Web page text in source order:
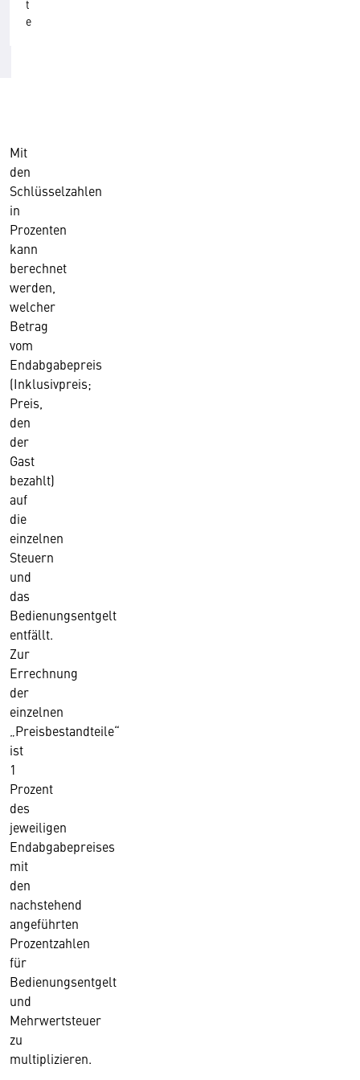
t
e
Mit
den
Schlüsselzahlen
in
Prozenten
kann
berechnet
werden,
welcher
Betrag
vom
Endabgabepreis
(Inklusivpreis;
Preis,
den
der
Gast
bezahlt)
auf
die
einzelnen
Steuern
und
das
Bedienungsentgelt
entfällt.
Zur
Errechnung
der
einzelnen
„Preisbestandteile“
ist
1
Prozent
des
jeweiligen
Endabgabepreises
mit
den
nachstehend
angeführten
Prozentzahlen
für
Bedienungsentgelt
und
Mehrwertsteuer
zu
multiplizieren.